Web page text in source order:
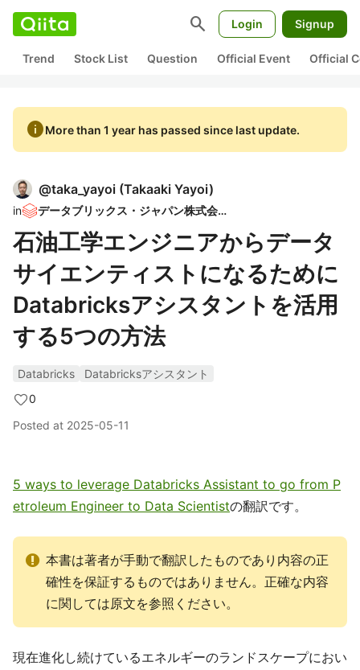
search Login Signup
Trend Stock List Question Official Event Official
infoMore than 1 year has passed since last update.
@taka_yayoi (Takaaki Yayoi)
in データブリックス・ジャパン株式会社
石油工学エンジニアからデータ
サイエンティストになるために
Databricksアシスタントを活用
する5つの方法
Databricks
Databricksアシスタント
0
Posted at 2025-05-11
5 ways to leverage Databricks Assistant to go from P
etroleum Engineer to Data Scientistの翻訳です。
本書は著者が手動で翻訳したものであり内容の正
確性を保証するものではありません。正確な内容
に関しては原文を参照ください。
現在進化し続けているエネルギーのランドスケープにおい